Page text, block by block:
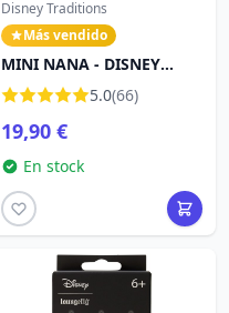
Disney Traditions
Más vendido
MINI NANA - DISNEY
TRADITIONS5.0(66)
19,90 €
En stock